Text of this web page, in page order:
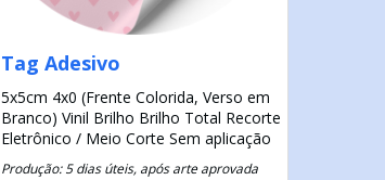
Tag Adesivo
5x5cm 4x0 (Frente Colorida, Verso em
Branco) Vinil Brilho Brilho Total Recorte
Eletrônico / Meio Corte Sem aplicação
Produção: 5 dias úteis, após arte aprovada